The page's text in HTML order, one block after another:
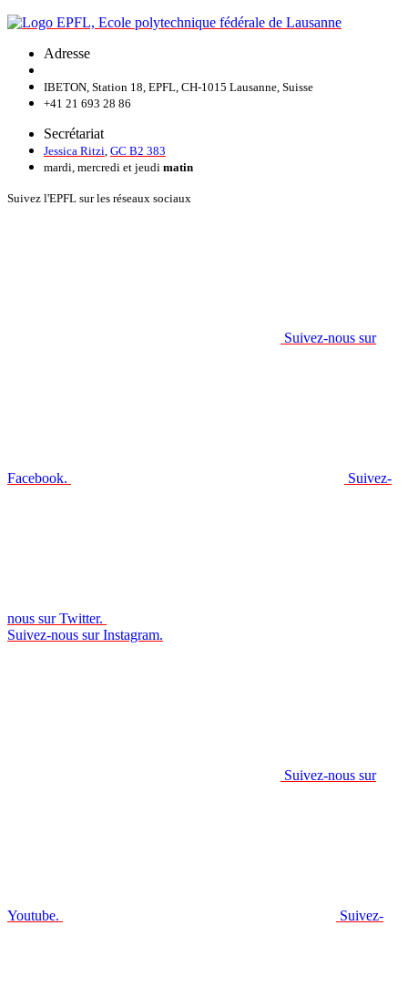
Adresse
IBETON, Station 18, EPFL, CH-1015 Lausanne, Suisse
+41 21 693 28 86
Secrétariat
Jessica Ritzi, GC B2 383
mardi, mercredi et jeudi matin
Suivez l'EPFL sur les réseaux sociaux
Suivez-nous sur
Facebook. Suivez-
nous sur Twitter.
Suivez-nous sur Instagram.
Suivez-nous sur
Youtube. Suivez-